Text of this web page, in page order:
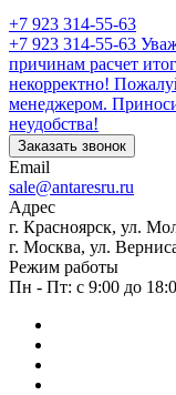
+7 923 314-55-63
+7 923 314-55-63
причинам расчет
некорректно!
менеджером.
неудобства!
Заказать звонок
Email
sale@antaresru.ru
Адрес
г. Красноярск, ул.
г. Москва, ул.
Режим работы
Пн - Пт: с 9:00 до